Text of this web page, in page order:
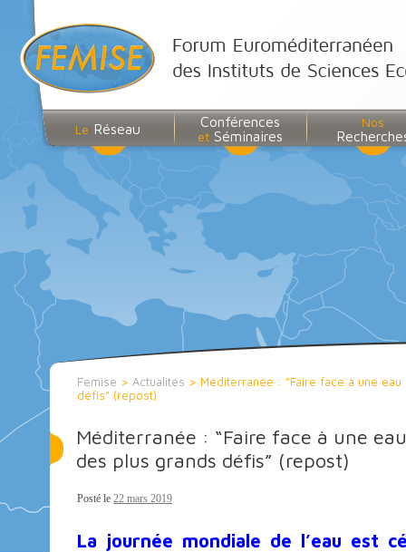
Le Réseau Conférences
et Séminaires
Nos
Femise > Actualités > Méditerranée : “Faire face à une
défis” (repost)
Méditerranée : “Faire face à une
des plus grands défis” (repost)
Posté le 22 mars 2019
La journée mondiale de l’eau est